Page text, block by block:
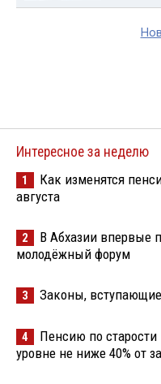
Интересное за неделю
1
Как изменятся
августа
2
В Абхазии впервые
молодёжный форум
3 Законы, вступающие
4
Пенсию по
уровне не ниже 40% от